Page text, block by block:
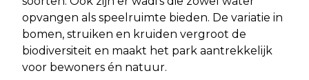
opvangen als speelruimte bieden. De variatie in
bomen, struiken en kruiden vergroot de
biodiversiteit en maakt het park aantrekkelijk
voor bewoners én natuur.